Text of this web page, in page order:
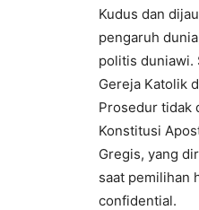
Kudus dan
pengaruh
politis duniawi.
Gereja Katolik
Prosedur tidak
Konstitusi
Gregis, yang
saat pemilihan
confidential.